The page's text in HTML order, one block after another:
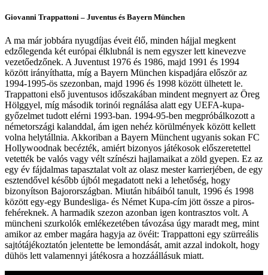
Giovanni Trappattoni – Juventus és Bayern München
A ma már jobbára nyugdíjas éveit élő, minden hájjal megkent
edzőlegenda két európai élklubnál is nem egyszer lett kinevezve
vezetőedzőnek. A Juventust 1976 és 1986, majd 1991 és 1994
között irányíthatta, míg a Bayern München kispadjára először az
1994-1995-ös szezonban, majd 1996 és 1998 között ülhetett le.
Trappattoni első juventusos időszakában mindent megnyert az Öreg
Hölggyel, míg második torinói regnálása alatt egy UEFA-kupa-
győzelmet tudott elérni 1993-ban. 1994-95-ben megpróbálkozott a
németországi kalanddal, ám igen nehéz körülmények között kellett
volna helytállnia. Akkoriban a Bayern Münchent ugyanis sokan FC
Hollywoodnak becézték, amiért bizonyos játékosok előszeretettel
vetették be valós vagy vélt színészi hajlamaikat a zöld gyepen. Ez az
egy év fájdalmas tapasztalat volt az olasz mester karrierjében, de egy
esztendővel később újból megadatott neki a lehetőség, hogy
bizonyítson Bajorországban. Miután hibáiból tanult, 1996 és 1998
között egy-egy Bundesliga- és Német Kupa-cím jött össze a piros-
fehéreknek. A harmadik szezon azonban igen kontrasztos volt. A
müncheni szurkolók emlékezetében távozása úgy maradt meg, mint
amikor az ember magára hagyja az övéit: Trappattoni egy szürreális
sajtótájékoztatón jelentette be lemondását, amit azzal indokolt, hogy
dühös lett valamennyi játékosra a hozzáállásuk miatt.